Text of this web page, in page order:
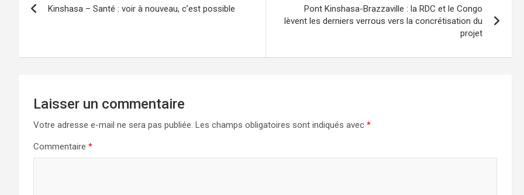
Kinshasa – Santé : voir à nouveau, c’est possible
Pont Kinshasa-Brazzaville : la RDC et le Congo
lèvent les derniers verrous vers la concrétisation du
projet
Laisser un commentaire
Votre adresse e-mail ne sera pas publiée. Les champs obligatoires sont indiqués avec *
Commentaire *